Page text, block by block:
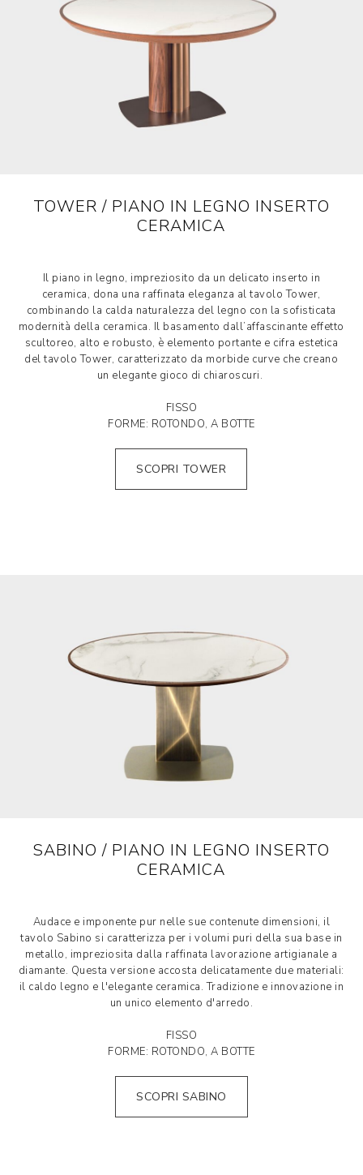
TOWER / PIANO IN LEGNO INSERTO
CERAMICA
Il piano in legno, impreziosito da un delicato inserto in
ceramica, dona una raffinata eleganza al tavolo Tower,
combinando la calda naturalezza del legno con la sofisticata
modernità della ceramica. Il basamento dall’affascinante effetto
scultoreo, alto e robusto, è elemento portante e cifra estetica
del tavolo Tower, caratterizzato da morbide curve che creano
un elegante gioco di chiaroscuri.
FISSO
FORME: ROTONDO, A BOTTE
SCOPRI TOWER
SABINO / PIANO IN LEGNO INSERTO
CERAMICA
Audace e imponente pur nelle sue contenute dimensioni, il
tavolo Sabino si caratterizza per i volumi puri della sua base in
metallo, impreziosita dalla raffinata lavorazione artigianale a
diamante. Questa versione accosta delicatamente due materiali:
il caldo legno e l'elegante ceramica. Tradizione e innovazione in
un unico elemento d'arredo.
FISSO
FORME: ROTONDO, A BOTTE
SCOPRI SABINO